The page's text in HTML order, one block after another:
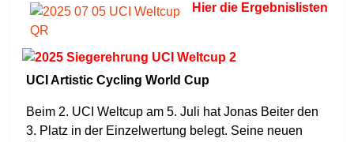
Hier die Ergebnislisten
UCI Artistic Cycling World Cup
Beim 2. UCI Weltcup am 5. Juli hat Jonas Beiter den
3. Platz in der Einzelwertung belegt. Seine neuen